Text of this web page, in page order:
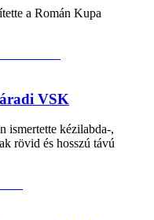
a Román Kupa
VSK
ismertette kézilabda-,
rövid és hosszú távú